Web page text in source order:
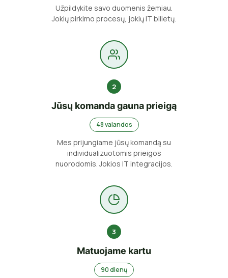
Užpildykite savo duomenis žemiau.
Jokių pirkimo procesų, jokių IT bilietų.
2
Jūsų komanda gauna prieigą
48 valandos
Mes prijungiame jūsų komandą su
individualizuotomis prieigos
nuorodomis. Jokios IT integracijos.
3
Matuojame kartu
90 dienų